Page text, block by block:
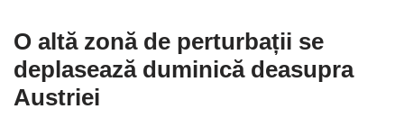
O altă zonă de perturbații se
deplasează duminică deasupra
Austriei